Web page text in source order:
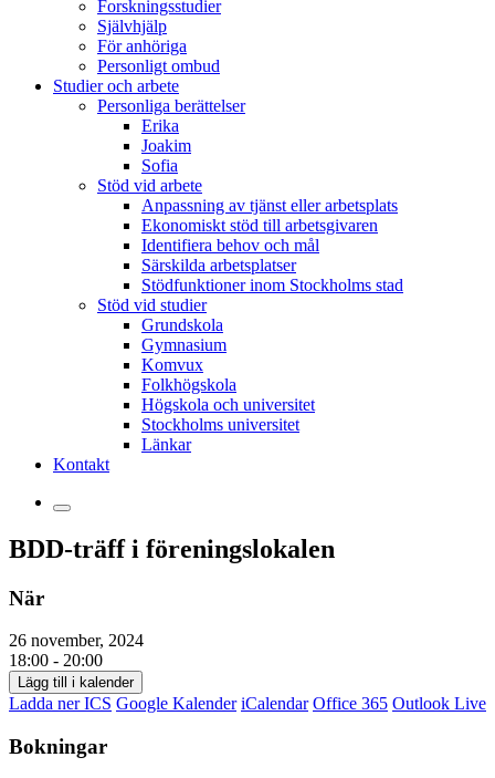
Forskningsstudier
Självhjälp
För anhöriga
Personligt ombud
Studier och arbete
Personliga berättelser
Erika
Joakim
Sofia
Stöd vid arbete
Anpassning av tjänst eller arbetsplats
Ekonomiskt stöd till arbetsgivaren
Identifiera behov och mål
Särskilda arbetsplatser
Stödfunktioner inom Stockholms stad
Stöd vid studier
Grundskola
Gymnasium
Komvux
Folkhögskola
Högskola och universitet
Stockholms universitet
Länkar
Kontakt
BDD-träff i föreningslokalen
När
26 november, 2024
18:00 - 20:00
Lägg till i kalender
Ladda ner ICS Google Kalender iCalendar Office 365 Outlook Live
Bokningar